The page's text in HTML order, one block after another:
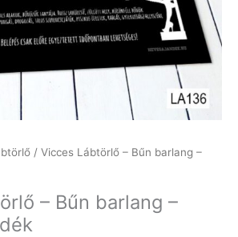
/ Vicces Lábtörlő – Bűn barlang –
– Bűn barlang –